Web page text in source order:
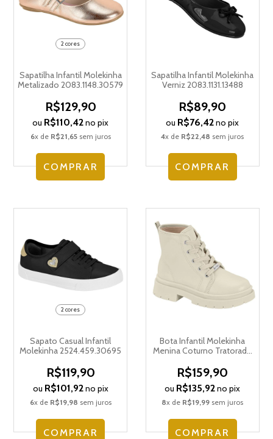
2 cores
Sapatilha Infantil Molekinha
Metalizado 2083.1148.30579
R$129,90
ou R$110,42no pix
6x de R$21,65sem juros
COMPRAR
Sapatilha Infantil Molekinha
Verniz 2083.1131.13488
R$89,90
ou R$76,42no pix
4x de R$22,48 sem juros
COMPRAR
2 cores
Sapato Casual Infantil
Molekinha 2524.459.30695
R$119,90
ou R$101,92no pix
6x de R$19,98 sem juros
COMPRAR
Bota Infantil Molekinha
Menina Coturno Tratorado
R$159,90
ou R$135,92no pix
8x de R$19,99 sem juros
COMPRAR